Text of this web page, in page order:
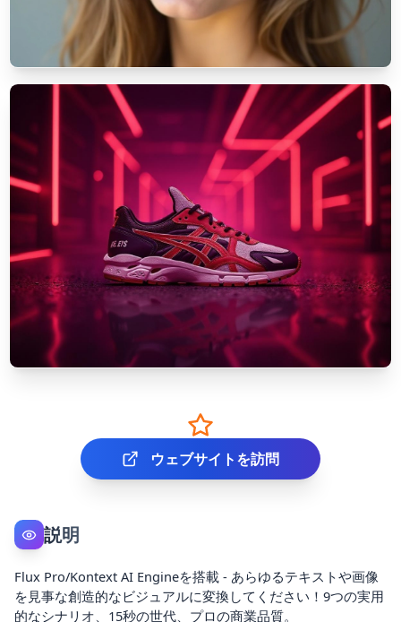
ウェブサイトを訪問
説明
Flux Pro/Kontext AI Engineを搭載 - あらゆるテキストや画像
を見事な創造的なビジュアルに変換してください！9つの実用
的なシナリオ、15秒の世代、プロの商業品質。